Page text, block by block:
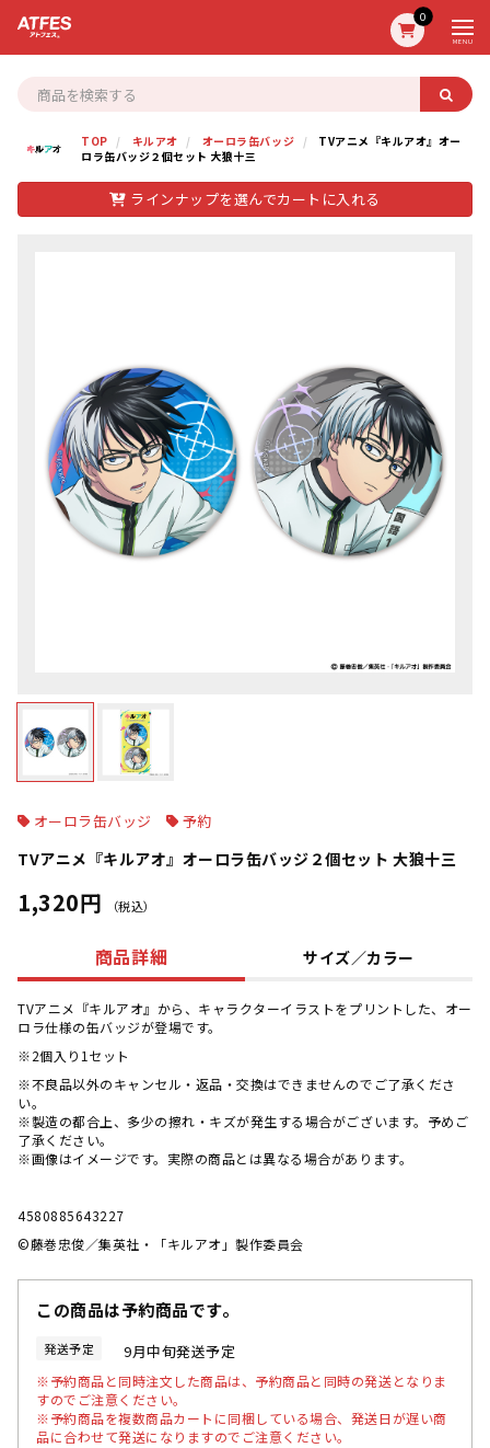
0
MENU
TOP キルアオ オーロラ缶バッジ
TVアニメ『キルアオ』オー
ロラ缶バッジ２個セット 大狼十三
ラインナップを選んでカートに入れる
オーロラ缶バッジ 予約
TVアニメ『キルアオ』オーロラ缶バッジ２個セット 大狼十三
1,320円 （税込）
商品詳細 サイズ／カラー
TVアニメ『キルアオ』から、キャラクターイラストをプリントした、オー
ロラ仕様の缶バッジが登場です。
※2個入り1セット
※不良品以外のキャンセル・返品・交換はできませんのでご了承くださ
い。
※製造の都合上、多少の擦れ・キズが発生する場合がございます。予めご
了承ください。
※画像はイメージです。実際の商品とは異なる場合があります。
4580885643227
©藤巻忠俊／集英社・「キルアオ」製作委員会
この商品は予約商品です。
発送予定 9月中旬発送予定
※予約商品と同時注文した商品は、予約商品と同時の発送となりま
すのでご注意ください。
※予約商品を複数商品カートに同梱している場合、発送日が遅い商
品に合わせて発送になりますのでご注意ください。